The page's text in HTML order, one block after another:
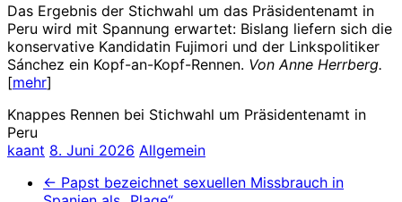
Das Ergebnis der Stichwahl um das Präsidentenamt in
Peru wird mit Spannung erwartet: Bislang liefern sich die
konservative Kandidatin Fujimori und der Linkspolitiker
Sánchez ein Kopf-an-Kopf-Rennen. Von Anne Herrberg.
[mehr]
Knappes Rennen bei Stichwahl um Präsidentenamt in
Peru
kaant 8. Juni 2026 Allgemein
← Papst bezeichnet sexuellen Missbrauch in